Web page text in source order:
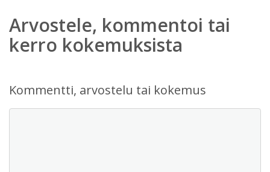
Arvostele, kommentoi tai
kerro kokemuksista
Kommentti, arvostelu tai kokemus